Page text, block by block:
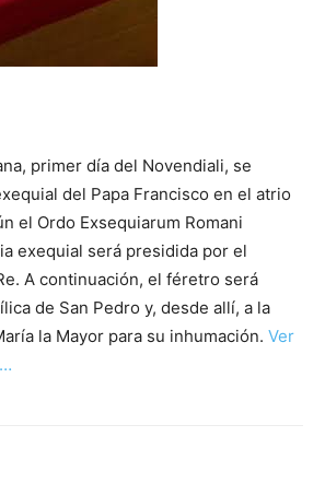
primer día del Novendiali, se
del Papa Francisco en el atrio
el Ordo Exsequiarum Romani
exequial será presidida por el
A continuación, el féretro será
de San Pedro y, desde allí, a la
la Mayor para su inhumación. Ver